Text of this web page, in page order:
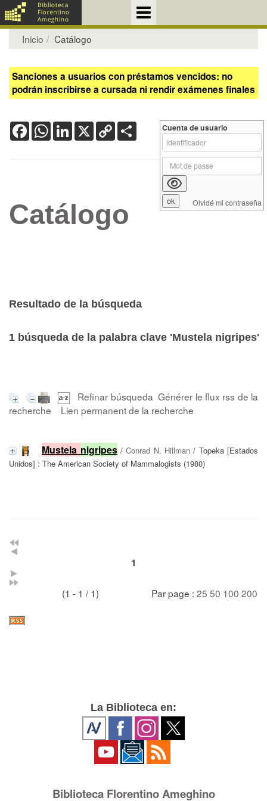
Inicio Catálogo
Sanciones a usuarios con préstamos vencidos: no
podrán inscribirse a cursada ni rendir exámenes finales
FacebookWhatsApp
LinkedIn
X Copy
Link
Catálogo
Resultado de la búsqueda
1 búsqueda de la palabra clave 'Mustela nigripes'
Refinar búsqueda Générer le flux rss de la
recherche
Lien permanent de la recherche
Mustela nigripes/Conrad N. Hillman / Topeka [Estados
Unidos] : The American Society of Mammalogists (1980)
1
(1 - 1 / 1) Par page : 25 50 100 200
Cuenta de usuario
Olvidé mi contraseña
La Biblioteca en:
Biblioteca Florentino Ameghino